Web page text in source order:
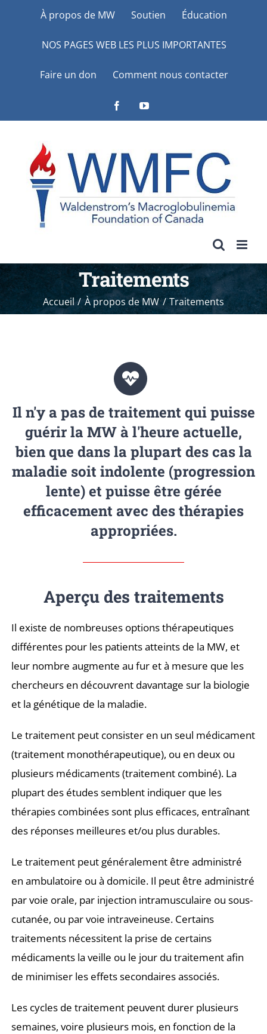
À propos de MW Soutien Éducation
NOS PAGES WEB LES PLUS IMPORTANTES
Faire un don Comment nous contacter
FacebookYouTube
Traitements
Accueil À propos de MW Traitements
Il n'y a pas de traitement qui puisse
guérir la MW à l'heure actuelle,
bien que dans la plupart des cas la
maladie soit indolente (progression
lente) et puisse être gérée
efficacement avec des thérapies
appropriées.
Aperçu des traitements
Il existe de nombreuses options thérapeutiques
différentes pour les patients atteints de la MW, et
leur nombre augmente au fur et à mesure que les
chercheurs en découvrent davantage sur la biologie
et la génétique de la maladie.
Le traitement peut consister en un seul médicament
(traitement monothérapeutique), ou en deux ou
plusieurs médicaments (traitement combiné). La
plupart des études semblent indiquer que les
thérapies combinées sont plus efficaces, entraînant
des réponses meilleures et/ou plus durables.
Le traitement peut généralement être administré
en ambulatoire ou à domicile. Il peut être administré
par voie orale, par injection intramusculaire ou sous-
cutanée, ou par voie intraveineuse. Certains
traitements nécessitent la prise de certains
médicaments la veille ou le jour du traitement afin
de minimiser les effets secondaires associés.
Les cycles de traitement peuvent durer plusieurs
semaines, voire plusieurs mois, en fonction de la